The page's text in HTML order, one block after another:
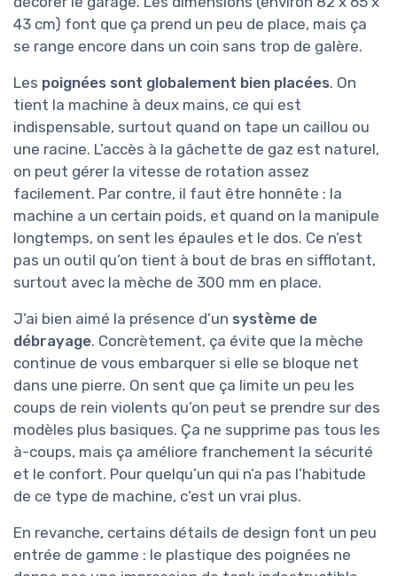
43 cm) font que ça prend un peu de place, mais ça
se range encore dans un coin sans trop de galère.
Les poignées sont globalement bien placées. On
tient la machine à deux mains, ce qui est
indispensable, surtout quand on tape un caillou ou
une racine. L’accès à la gâchette de gaz est naturel,
on peut gérer la vitesse de rotation assez
facilement. Par contre, il faut être honnête : la
machine a un certain poids, et quand on la manipule
longtemps, on sent les épaules et le dos. Ce n’est
pas un outil qu’on tient à bout de bras en sifflotant,
surtout avec la mèche de 300 mm en place.
J’ai bien aimé la présence d’un système de
débrayage. Concrètement, ça évite que la mèche
continue de vous embarquer si elle se bloque net
dans une pierre. On sent que ça limite un peu les
coups de rein violents qu’on peut se prendre sur des
modèles plus basiques. Ça ne supprime pas tous les
à-coups, mais ça améliore franchement la sécurité
et le confort. Pour quelqu’un qui n’a pas l’habitude
de ce type de machine, c’est un vrai plus.
En revanche, certains détails de design font un peu
entrée de gamme : le plastique des poignées ne